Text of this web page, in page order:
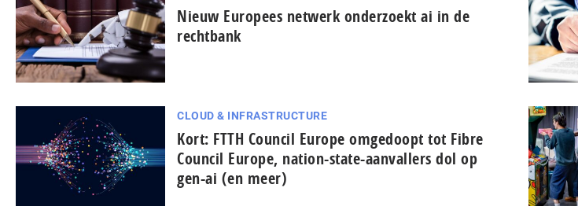
Nieuw Europees netwerk onderzoekt ai in de
rechtbank
CLOUD & INFRASTRUCTURE
Kort: FTTH Council Europe omgedoopt tot Fibre
Council Europe, nation-state-aanvallers dol op
gen-ai (en meer)